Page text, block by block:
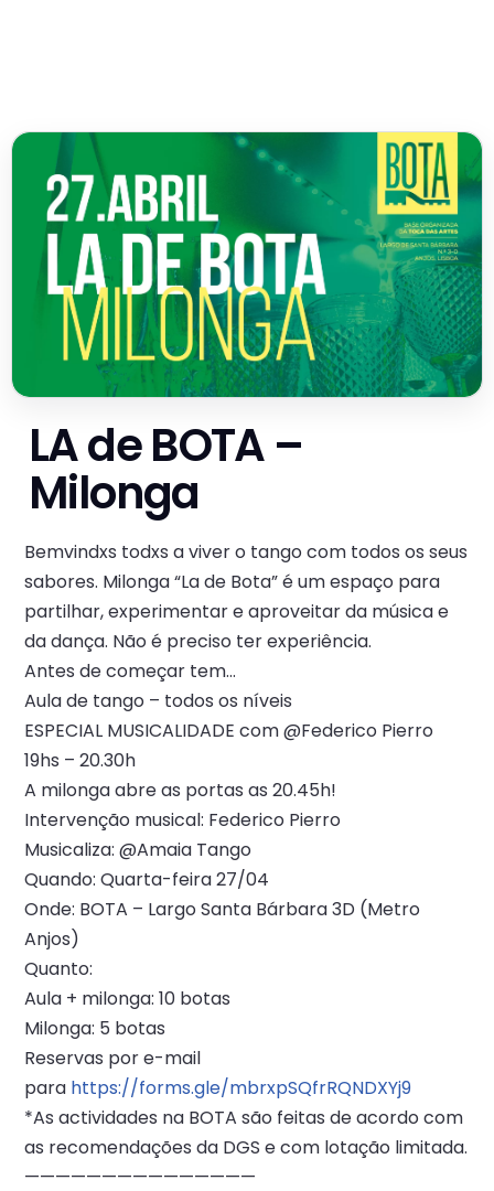
LA de BOTA –
Milonga
Bemvindxs todxs a viver o tango com todos os seus
sabores. Milonga “La de Bota” é um espaço para
partilhar, experimentar e aproveitar da música e
da dança. Não é preciso ter experiência.
Antes de começar tem…
Aula de tango – todos os níveis
ESPECIAL MUSICALIDADE com @Federico Pierro
19hs – 20.30h
A milonga abre as portas as 20.45h!
Intervenção musical: Federico Pierro
Musicaliza: @Amaia Tango
Quando: Quarta-feira 27/04
Onde: BOTA – Largo Santa Bárbara 3D (Metro
Anjos)
Quanto:
Aula + milonga: 10 botas
Milonga: 5 botas
Reservas por e-mail
para https://forms.gle/mbrxpSQfrRQNDXYj9
*As actividades na BOTA são feitas de acordo com
as recomendações da DGS e com lotação limitada.
———————————————